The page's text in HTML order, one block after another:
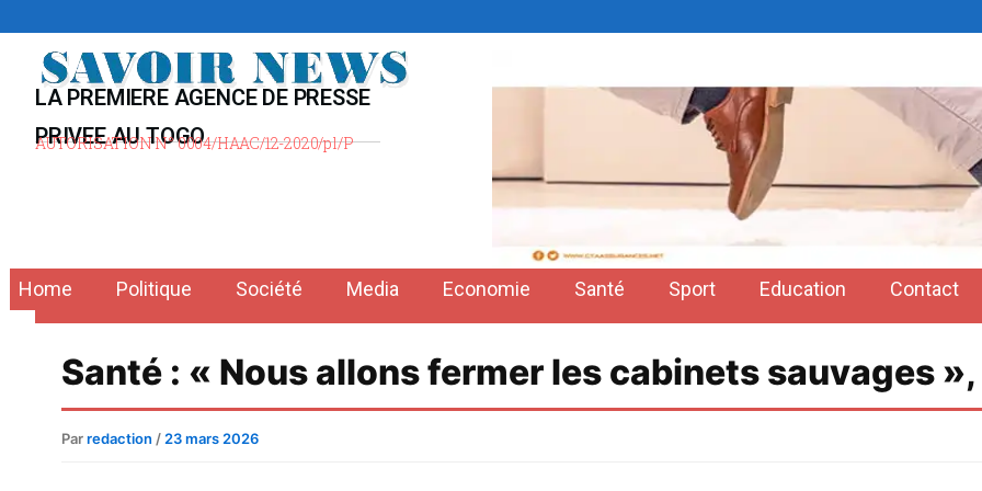
contenu
LA PREMIERE AGENCE DE PRESSE
PRIVEE AU TOGO
AUTORISATION N° 0004/HAAC/12-2020/pl/P
Home Politique Société Media Economie Santé Sport Education Contact
Santé : « Nous allons fermer les cabinets sauvages
Parredaction / 23 mars 2026